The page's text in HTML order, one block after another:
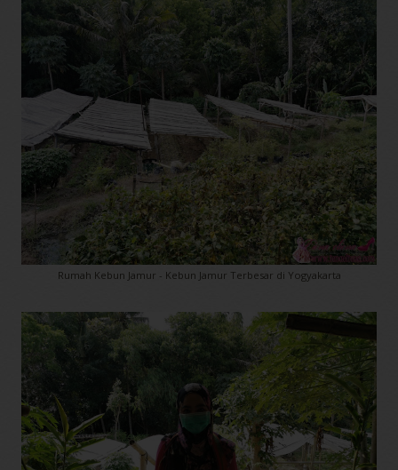
Rumah Kebun Jamur - Kebun Jamur Terbesar di Yogyakarta